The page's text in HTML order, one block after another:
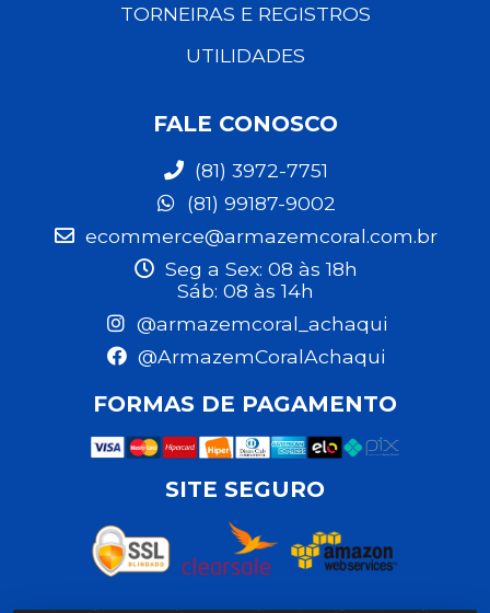
TORNEIRAS E REGISTROS
UTILIDADES
FALE CONOSCO
(81) 3972-7751
(81) 99187-9002
ecommerce@armazemcoral.com.br
Seg a Sex: 08 às 18h
Sáb: 08 às 14h
@armazemcoral_achaqui
@ArmazemCoralAchaqui
FORMAS DE PAGAMENTO
SITE SEGURO